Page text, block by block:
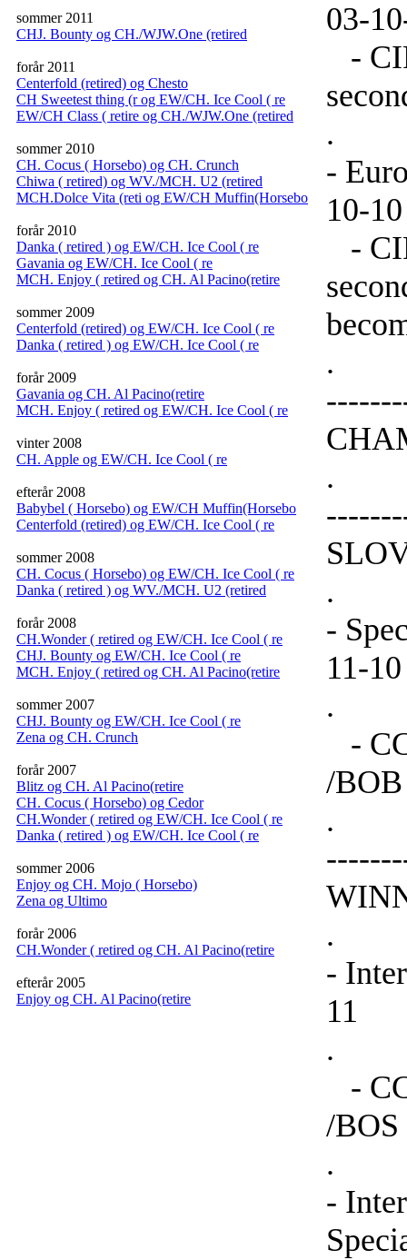
sommer 2011
CHJ. Bounty og CH./WJW.One (retired
forår 2011
Centerfold (retired) og Chesto
CH Sweetest thing (r og EW/CH. Ice Cool ( re
EW/CH Class ( retire og CH./WJW.One (retired
sommer 2010
CH. Cocus ( Horsebo) og CH. Crunch
Chiwa ( retired) og WV./MCH. U2 (retired
MCH.Dolce Vita (reti og EW/CH Muffin(Horsebo
forår 2010
Danka ( retired ) og EW/CH. Ice Cool ( re
Gavania og EW/CH. Ice Cool ( re
MCH. Enjoy ( retired og CH. Al Pacino(retire
sommer 2009
Centerfold (retired) og EW/CH. Ice Cool ( re
Danka ( retired ) og EW/CH. Ice Cool ( re
forår 2009
Gavania og CH. Al Pacino(retire
MCH. Enjoy ( retired og EW/CH. Ice Cool ( re
vinter 2008
CH. Apple og EW/CH. Ice Cool ( re
efterår 2008
Babybel ( Horsebo) og EW/CH Muffin(Horsebo
Centerfold (retired) og EW/CH. Ice Cool ( re
sommer 2008
CH. Cocus ( Horsebo) og EW/CH. Ice Cool ( re
Danka ( retired ) og WV./MCH. U2 (retired
forår 2008
CH.Wonder ( retired og EW/CH. Ice Cool ( re
CHJ. Bounty og EW/CH. Ice Cool ( re
MCH. Enjoy ( retired og CH. Al Pacino(retire
sommer 2007
CHJ. Bounty og EW/CH. Ice Cool ( re
Zena og CH. Crunch
forår 2007
Blitz og CH. Al Pacino(retire
CH. Cocus ( Horsebo) og Cedor
CH.Wonder ( retired og EW/CH. Ice Cool ( re
Danka ( retired ) og EW/CH. Ice Cool ( re
sommer 2006
Enjoy og CH. Mojo ( Horsebo)
Zena og Ultimo
forår 2006
CH.Wonder ( retired og CH. Al Pacino(retire
efterår 2005
Enjoy og CH. Al Pacino(retire
03-
-
.
-
10-10
-
.
.
.
-
11-10
.
-
/BOB
.
.
-
11
.
-
/BOS
.
-